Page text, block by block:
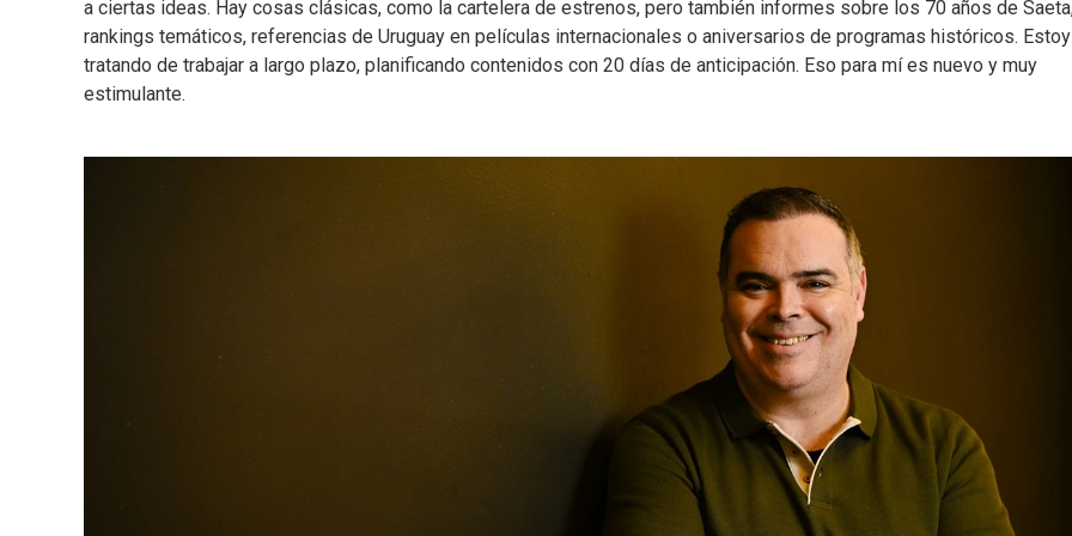
a ciertas ideas. Hay cosas clásicas, como la cartelera de estrenos, pero también informes sobre los 70 años de
rankings temáticos, referencias de Uruguay en películas internacionales o aniversarios de programas históricos. Estoy
tratando de trabajar a largo plazo, planificando contenidos con 20 días de anticipación. Eso para mí es nuevo y muy
estimulante.